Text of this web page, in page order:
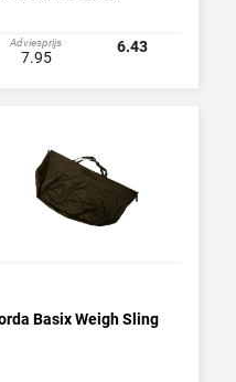
Adviesprijs
7.95
6.43
Basix Weigh Sling